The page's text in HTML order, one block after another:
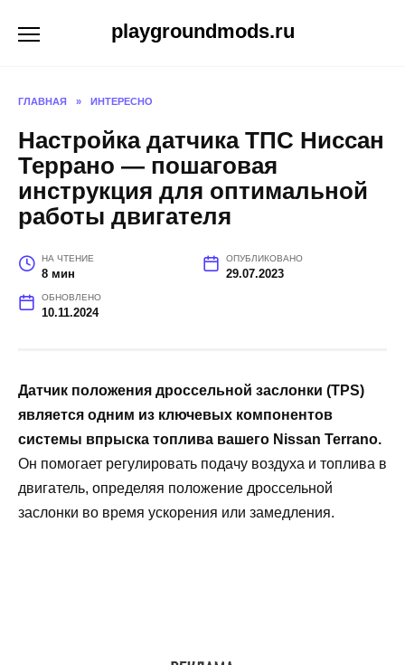
playgroundmods.ru
ГЛАВНАЯ » ИНТЕРЕСНО
Настройка датчика ТПС Ниссан
Террано — пошаговая
инструкция для оптимальной
работы двигателя
НА ЧТЕНИЕ
8 мин
ОПУБЛИКОВАНО
29.07.2023
ОБНОВЛЕНО
10.11.2024
Датчик положения дроссельной заслонки (TPS)
является одним из ключевых компонентов
системы впрыска топлива вашего Nissan Terrano.
Он помогает регулировать подачу воздуха и топлива в
двигатель, определяя положение дроссельной
заслонки во время ускорения или замедления.